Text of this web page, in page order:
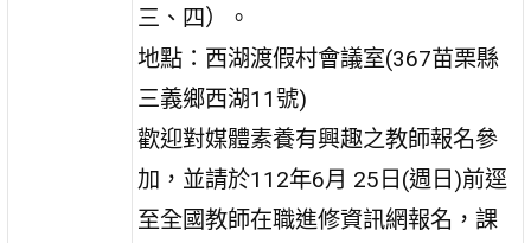
三、四）。
地點：西湖渡假村會議室(367苗栗縣
三義鄉西湖11號)
歡迎對媒體素養有興趣之教師報名參
加，並請於112年6月 25日(週日)前逕
至全國教師在職進修資訊網報名，課